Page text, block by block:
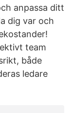
anpassa ditt
dig var och
team
både
ledare